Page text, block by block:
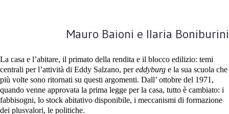
Mauro Baioni e Ilaria Boniburini
La casa e l’abitare, il primato della rendita e il blocco edilizio: temi
centrali per l’attività di Eddy Salzano, pereddyburg e la sua scuola che
più volte sono ritornati su questi argomenti. Dall’ ottobre del 1971,
quando venne approvata la prima legge per la casa, tutto è cambiato: i
fabbisogni, lo stock abitativo disponibile, i meccanismi di formazione
dei plusvalori, le politiche.